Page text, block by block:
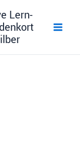
Lern-